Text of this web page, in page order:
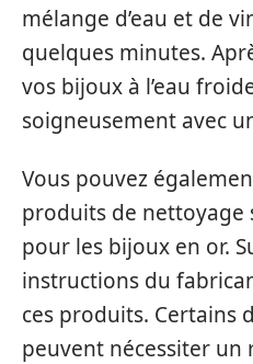
mélange d’eau et de
quelques minutes.
vos bijoux à l’eau
soigneusement avec
Vous pouvez
produits de nettoyage
pour les bijoux en or.
instructions du
ces produits. Certains
peuvent nécessiter un